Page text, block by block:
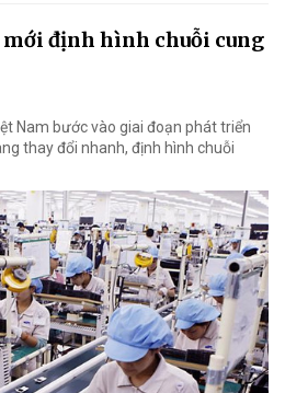
định hình chuỗi cung
Nam bước vào giai đoạn phát triển
thay đổi nhanh, định hình chuỗi